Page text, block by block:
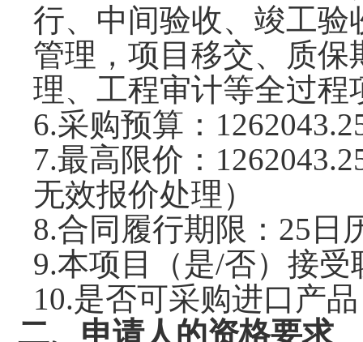
行、中间验收、竣工验
管理，项目移交、质
理、工程审计等全过程
6.采购预算：
7.最高限价：
无效报价处理）
8.合同履行期限： 25 日
9.本项目（是/否）接受
10.是否可采购进口产
二、申请人的资格要求